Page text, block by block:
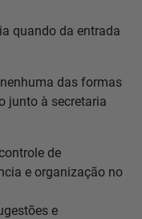
quando da entrada
das formas
junto à secretaria
de
e organização no
e